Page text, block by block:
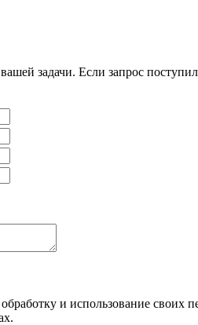
задачи. Если запрос
и использование